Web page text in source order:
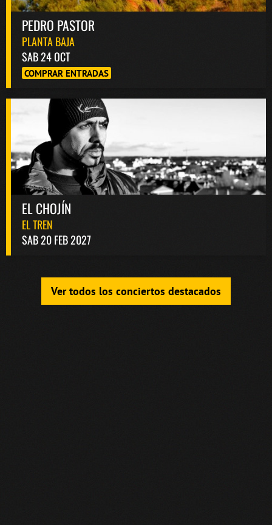
PEDRO PASTOR
PLANTA BAJA
SAB 24 OCT
COMPRAR ENTRADAS
EL CHOJÍN
EL TREN
SAB 20 FEB 2027
Ver todos los conciertos destacados